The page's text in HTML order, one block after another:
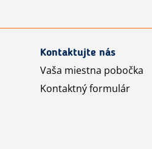
Kontaktujte nás
Vaša miestna pobočka
Kontaktný formulár